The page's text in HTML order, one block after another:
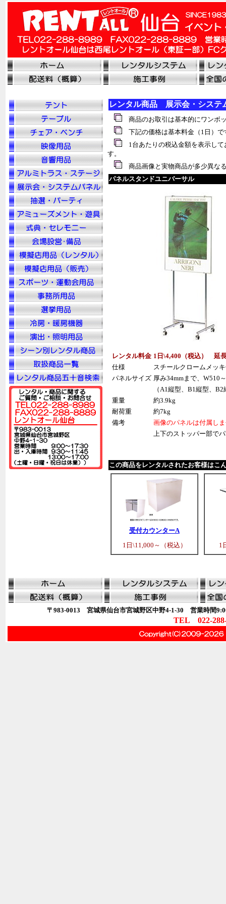
レンタル商品 展示会・システ
商品のお取引は基本的にワンボ
下記の価格は基本料金（1日）で
1台あたりの税込金額を表示して
す。
商品画像と実物商品が多少異な
パネルスタンドユニバーサル
レンタル料金 1日\4,400（税込） 延
仕様
スチールクロームメッ
パネルサイズ 厚み34mmまで、W510
（A1縦型、B1縦型、
重量
約3.9kg
耐荷重
約7kg
備考
画像のパネルは付属し
上下のストッパー部で
この商品をレンタルされたお客様はこ
受付カウンターA
1日\11,000～（税込）
1
〒983-0013 宮城県仙台市宮城野区中野4-1-30 営業時間
TEL 022-